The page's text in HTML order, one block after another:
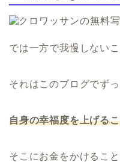
では一方で我慢しない
それはこのブログでず
自身の幸福度を上げる
そこにお金をかけるこ